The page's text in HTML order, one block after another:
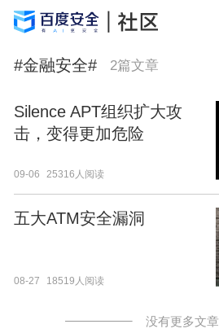
#金融安全# 2篇文章
Silence APT组织扩大攻
击，变得更加危险
09-06 25316人阅读
五大ATM安全漏洞
08-27 18519人阅读
没有更多文章